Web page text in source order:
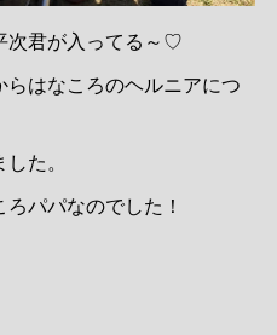
次君が入ってる～♡
はなころのヘルニアにつ
た。
パパなのでした！